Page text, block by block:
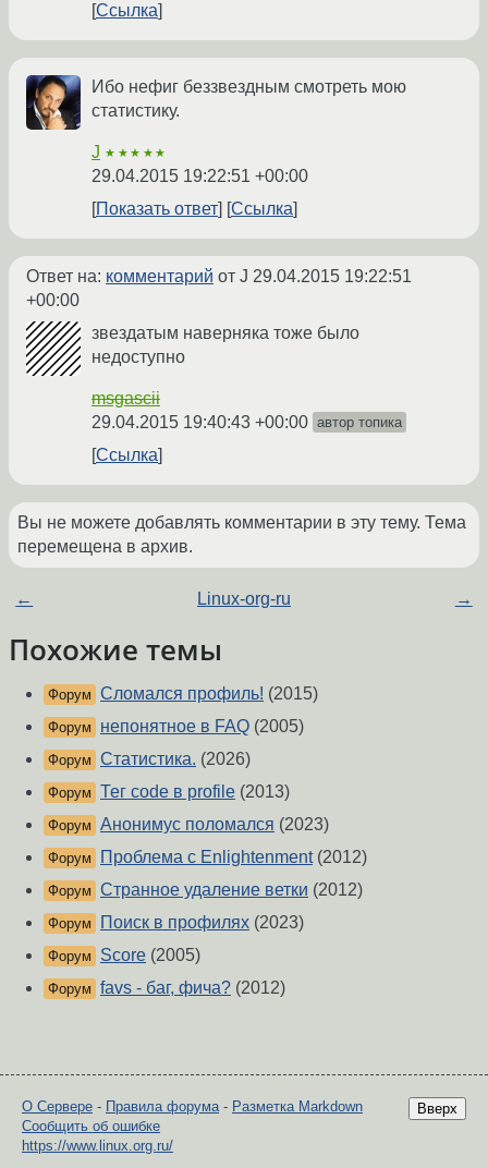
Ссылка
Ибо нефиг беззвездным смотреть мою
статистику.
J ★★★★★
29.04.2015 19:22:51 +00:00
Показать ответ
Ссылка
Ответ на: комментарий от J 29.04.2015 19:22:51
+00:00
звездатым наверняка тоже было
недоступно
msgascii
29.04.2015 19:40:43 +00:00 автор топика
Ссылка
Вы не можете добавлять комментарии в эту тему. Тема
перемещена в архив.
← Linux-org-ru →
Похожие темы
Форум Сломался профиль! (2015)
Форум непонятное в FAQ (2005)
Форум Статистика. (2026)
Форум Тег code в profile (2013)
Форум Анонимус поломался (2023)
Форум Проблема с Enlightenment(2012)
Форум Странное удаление ветки (2012)
Форум Поиск в профилях (2023)
Форум Score (2005)
Форум favs - баг, фича? (2012)
Вверх
О Сервере - Правила форума- Разметка Markdown
Сообщить об ошибке
https://www.linux.org.ru/